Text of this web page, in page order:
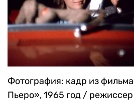
Фотография: кадр из
Пьеро», 1965 год /